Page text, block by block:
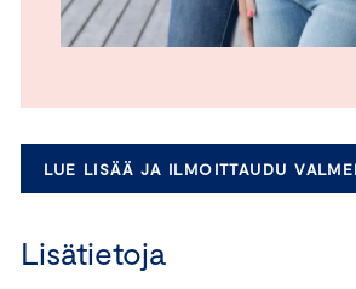
LUE LISÄÄ JA ILMOITTAUDU
Lisätietoja